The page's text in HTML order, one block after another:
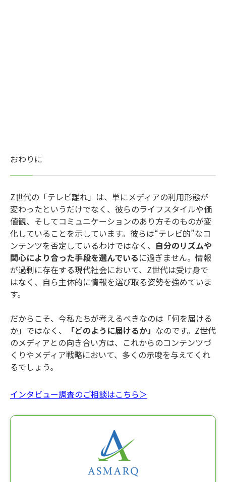
おわりに
Z世代の「テレビ離れ」は、単にメディアの利用形態が
変わったというだけでなく、彼らのライフスタイルや価
値観、そしてコミュニケーションのあり方そのものが変
化していることを示しています。彼らは“テレビ的”なコ
ンテンツを否定しているわけではなく、 自分のリズムや
関心により合った手段を選んでいるに過ぎません。情報
が過剰に存在する現代社会において、Z世代は受け身で
はなく、自ら主体的に情報を選び取る姿勢を強めていま
す。
だからこそ、今私たちが考えるべきなのは「何を届ける
か」ではなく、
「どのように届けるか」 なのです。Z世代
のメディアとの向き合い方は、これからのコンテンツづ
くりやメディア戦略において、多くの示唆を与えてくれ
るでしょう。
インタビュー調査のご相談はこちら＞